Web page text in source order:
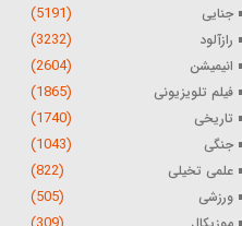
جنایی (5191)
رازآلود (3232)
انیمیشن (2604)
فیلم تلویزیونی (1865)
تاریخی (1740)
جنگی (1043)
علمی تخیلی (822)
ورزشی (505)